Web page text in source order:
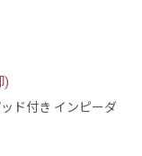
)
ド付き インピーダ